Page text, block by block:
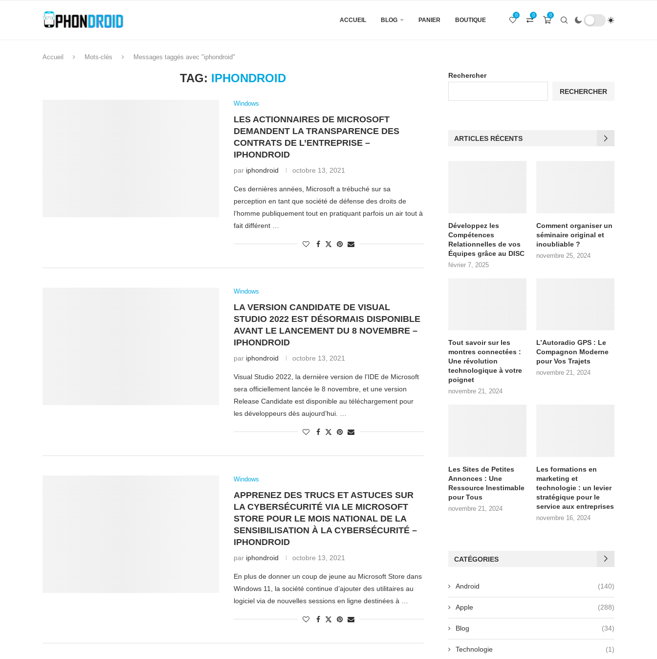
ACCUEIL BLOG PANIER BOUTIQUE
0
0
0
Accueil Mots-clés Messages taggés avec "iphondroid"
TAG: IPHONDROID
Windows
LES ACTIONNAIRES DE MICROSOFT
DEMANDENT LA TRANSPARENCE DES
CONTRATS DE L’ENTREPRISE –
IPHONDROID
par iphondroid octobre 13, 2021
Ces dernières années, Microsoft a trébuché sur sa
perception en tant que société de défense des droits de
l’homme publiquement tout en pratiquant parfois un air tout à
fait différent …
Windows
LA VERSION CANDIDATE DE VISUAL
STUDIO 2022 EST DÉSORMAIS DISPONIBLE
AVANT LE LANCEMENT DU 8 NOVEMBRE –
IPHONDROID
par iphondroid octobre 13, 2021
Visual Studio 2022, la dernière version de l’IDE de Microsoft
sera officiellement lancée le 8 novembre, et une version
Release Candidate est disponible au téléchargement pour
les développeurs dès aujourd’hui. …
Windows
APPRENEZ DES TRUCS ET ASTUCES SUR
LA CYBERSÉCURITÉ VIA LE MICROSOFT
STORE POUR LE MOIS NATIONAL DE LA
SENSIBILISATION À LA CYBERSÉCURITÉ –
IPHONDROID
par iphondroid octobre 13, 2021
En plus de donner un coup de jeune au Microsoft Store dans
Windows 11, la société continue d’ajouter des utilitaires au
logiciel via de nouvelles sessions en ligne destinées à …
Rechercher
RECHERCHER
ARTICLES RÉCENTS
Développez les
Compétences
Relationnelles de vos
Équipes grâce au DISC
février 7, 2025
Comment organiser un
séminaire original et
inoubliable ?
novembre 25, 2024
Tout savoir sur les
montres connectées :
Une révolution
technologique à votre
poignet
novembre 21, 2024
L’Autoradio GPS : Le
Compagnon Moderne
pour Vos Trajets
novembre 21, 2024
Les Sites de Petites
Annonces : Une
Ressource Inestimable
pour Tous
novembre 21, 2024
Les formations en
marketing et
technologie : un levier
stratégique pour le
service aux entreprises
novembre 16, 2024
CATÉGORIES
Android (140)
Apple (288)
Blog (34)
Technologie (1)